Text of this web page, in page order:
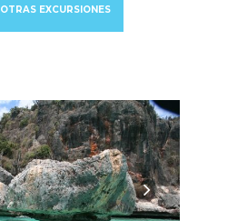
EXCURSIONES